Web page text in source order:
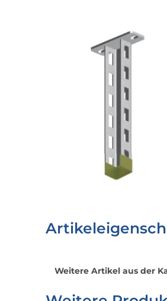
Weitere Artikel aus der